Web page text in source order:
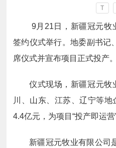
T
9月21日，新疆冠元牧
签约仪式举行。地委副书记
席仪式并宣布项目正式投产。
仪式现场，新疆冠元牧
川、山东、江苏、辽宁等
4.4亿元，为项目“投产即运营
新疆冠元牧业有限公司